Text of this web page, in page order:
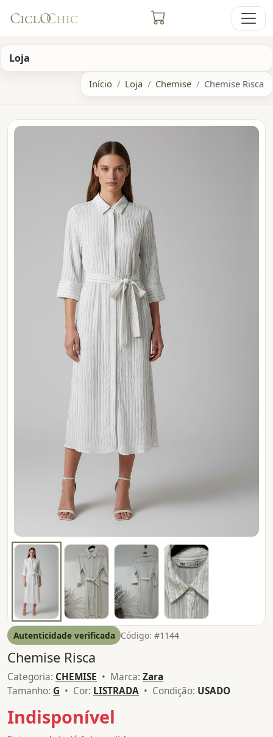
Loja
Início Loja Chemise Chemise Risca
Autenticidade verificada Código: #1144
Chemise Risca
Categoria: CHEMISE • Marca: Zara
Tamanho: G • Cor: LISTRADA • Condição: USADO
Indisponível